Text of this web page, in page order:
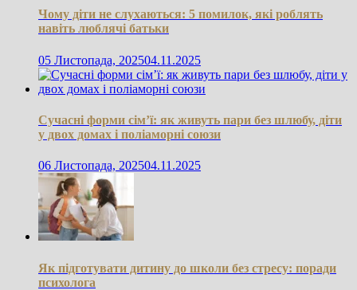
Чому діти не слухаються: 5 помилок, які роблять
навіть люблячі батьки
05 Листопада, 202504.11.2025
Сучасні форми сім’ї: як живуть пари без шлюбу, діти
у двох домах і поліаморні союзи
06 Листопада, 202504.11.2025
Як підготувати дитину до школи без стресу: поради
психолога